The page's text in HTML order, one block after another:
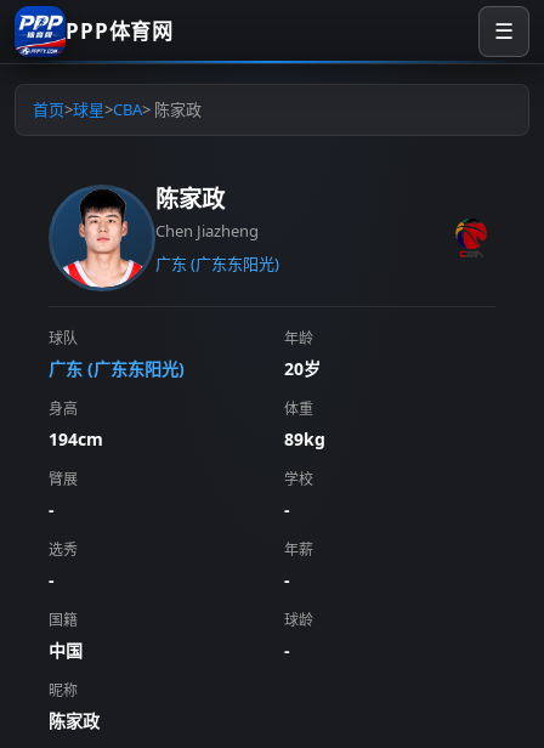
PPP体育网 ☰
首页>球星>CBA> 陈家政
陈家政
Chen Jiazheng
广东 (广东东阳光)
球队
广东 (广东东阳光)
年龄
20岁
身高
194cm
体重
89kg
臂展
-
学校
-
选秀
-
年薪
-
国籍
中国
球龄
-
昵称
陈家政